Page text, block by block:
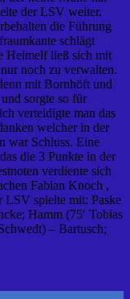
der LSV weiter.
die Führung
schlägt
Heimelf ließ sich mit
noch zu verwalten.
mit Bornhöft und
sorgte so für
verteidigte man das
welcher in der
war Schluss. Eine
die 3 Punkte in der
verdiente sich
Fabian Knoch ,
LSV spielte mit: Paske
Hamm (75′ Tobias
– Bartusch;